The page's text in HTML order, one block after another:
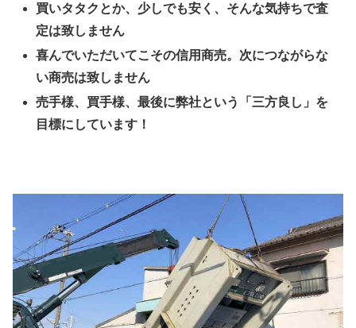
買いタタクとか、少しでも安く、そんな気持ちで査
定は致しません
喜んでいただいてこその信用商売。次につながらな
い商売は致しません
売手様、買手様、最後に弊社という「三方良し」を
目標にしています！